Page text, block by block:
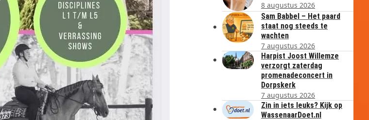
8 augustus 2026
Sam Babbel – Het paard
staat nog steeds te
wachten
7 augustus 2026
Harpist Joost Willemze
verzorgt zaterdag
promenadeconcert in
Dorpskerk
7 augustus 2026
Zin in iets leuks? Kijk op
WassenaarDoet.nl